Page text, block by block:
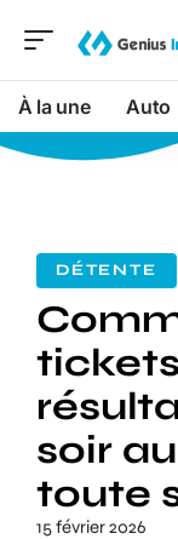
À la une Auto
DÉTENTE
soir
toute
15 février 2026